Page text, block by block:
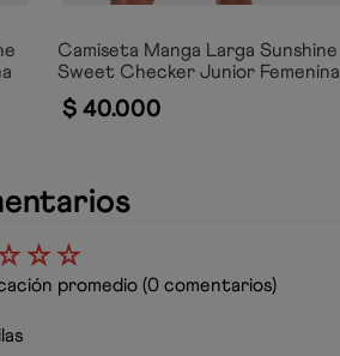
Camiseta Manga Larga Sunshine
Sweet Checker Junior Femenina
$ 40.000
☆☆
promedio (0 comentarios)